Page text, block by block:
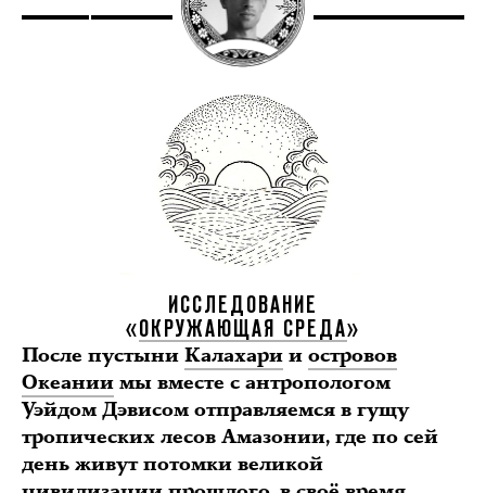
ИССЛЕДОВАНИЕ
«ОКРУЖАЮЩАЯ СРЕДА»
После пустыни Калахари и островов
Океании мы вместе с антропологом
Уэйдом Дэвисом отправляемся в гущу
тропических лесов Амазонии, где по сей
день живут потомки великой